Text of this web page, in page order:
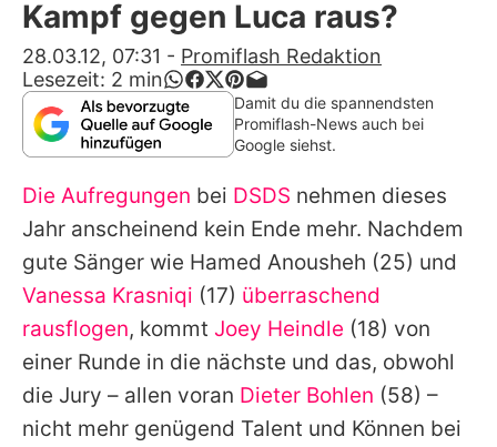
App runterladen
Team
Redaktionelle Richtlinien
Impressum
Datenschutzerklärung
Nutzungsbedingungen
Utiq verwalten
Kampf gegen Luca raus?
28.03.12, 07:31 - Promiflash Redaktion
Lesezeit: 2 min
Damit du die spannendsten
Promiflash-News auch bei
Google siehst.
Die Aufregungen bei DSDS nehmen dieses
Jahr anscheinend kein Ende mehr. Nachdem
gute Sänger wie Hamed Anousheh (25) und
Vanessa Krasniqi (17) überraschend
rausflogen, kommt Joey Heindle (18) von
einer Runde in die nächste und das, obwohl
die Jury – allen voran Dieter Bohlen (58) –
nicht mehr genügend Talent und Können bei